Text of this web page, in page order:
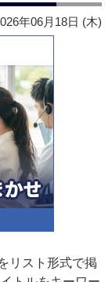
年06月18日 (木)
リスト形式で掲